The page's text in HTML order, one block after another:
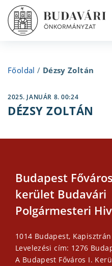
Főoldal / Dézsy Zoltán
2025. JANUÁR 8. 00:24
DÉZSY ZOLTÁN
Budapest
kerület Budavári
Polgármesteri
1014 Budapest,
Levelezési cím: 1276
A Budapest Főváros I.